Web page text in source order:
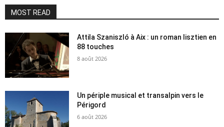
MOST READ
Attila Szaniszló à Aix : un roman lisztien en
88 touches
8 août 2026
Un périple musical et transalpin vers le
Périgord
6 août 2026